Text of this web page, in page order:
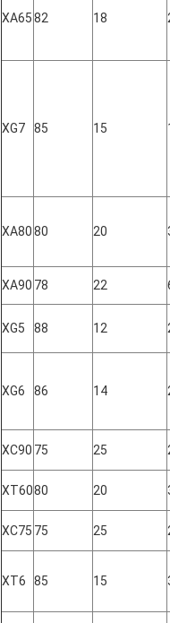
XA6582 18
XG7 85 15
XA8080 20
XA90 78 22
XG5 88 12
XG6 86 14
XC90 75 25
XT6080 20
XC75 75 25
XT6 85 15